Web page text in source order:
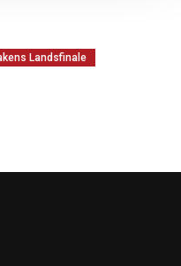
Landsfinale